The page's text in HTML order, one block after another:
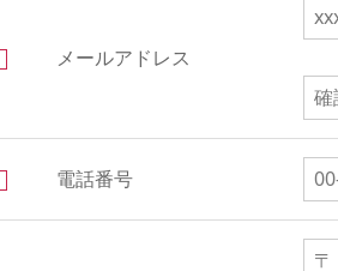
メールアドレス
電話番号